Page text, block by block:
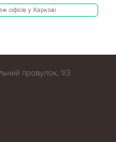
офісів у Харкові
провулок, 1/3